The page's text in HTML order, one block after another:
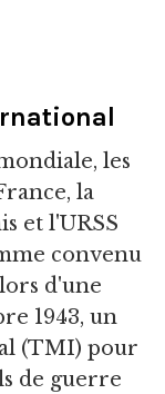
les
la
et l'URSS
convenu
d'une
1943, un
(TMI) pour
de guerre